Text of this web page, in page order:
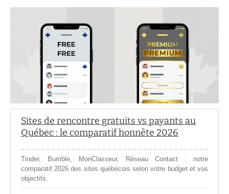
Sites de rencontre gratuits vs payants au
Québec : le comparatif honnête 2026
Tinder, Bumble, MonClasseur, Réseau Contact : notre
comparatif 2026 des sites québécois selon votre budget et vos
objectifs.